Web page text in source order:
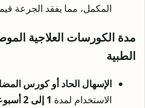
المكمل، مما يفقد الجرعة
مدة الكورسات العلاجية
الطبية
الإسهال الحاد أو كورس
الاستخدام لمدة1 إلى 2 أسبوعين